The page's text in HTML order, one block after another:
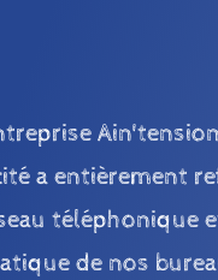
Ain'tension
a entièrement
téléphonique
de nos